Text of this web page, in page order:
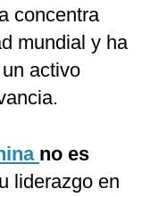
concentra
mundial y ha
activo
no es
liderazgo en